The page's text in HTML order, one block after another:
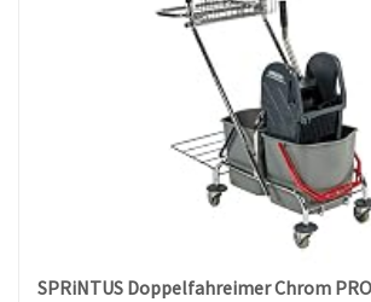
SPRiNTUS Doppelfahreimer Chrom